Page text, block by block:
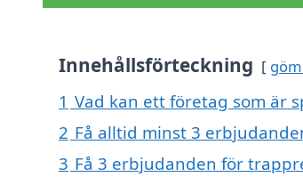
Innehållsförteckning
1 Vad kan ett företag som är
2 Få alltid minst 3
3 Få 3 erbjudanden för